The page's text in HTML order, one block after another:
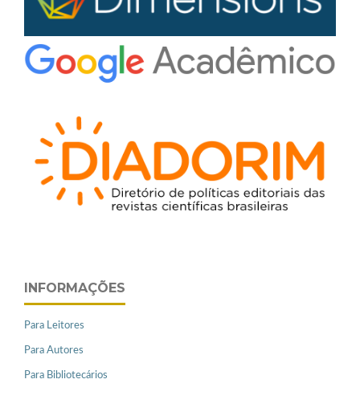
INFORMAÇÕES
Para Leitores
Para Autores
Para Bibliotecários